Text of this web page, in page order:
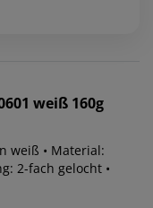
weiß 160g
weiß • Material:
2-fach gelocht •